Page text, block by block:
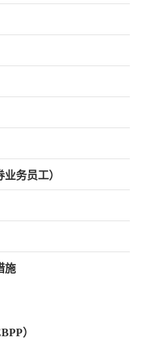
务员工）
施
）